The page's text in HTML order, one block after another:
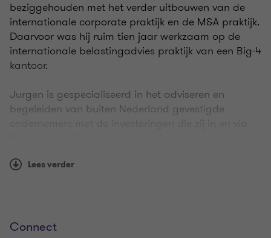
beziggehouden met het verder uitbouwen van de
internationale corporate praktijk en de M&A praktijk.
Daarvoor was hij ruim tien jaar werkzaam op de
internationale belastingadvies praktijk van een Big-4
kantoor.
Jurgen is gespecialiseerd in het adviseren en
begeleiden van buiten Nederland gevestigde
due diligence fase als in de structurerings- en
voor diverse tax compliance en tax provision
Lees verder
Connect